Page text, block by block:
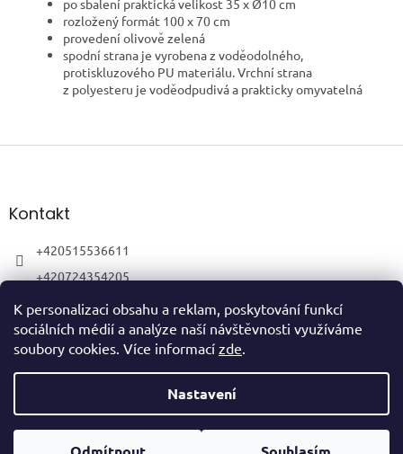
K personalizaci obsahu a reklam, poskytování funkcí
sociálních médií a analýze naší návštěvnosti využíváme
soubory cookies. Více informací zde.
Nastavení
po sbalení praktická velikost 35 x Ø10 cm
rozložený formát 100 x 70 cm
provedení olivově zelená
spodní strana je vyrobena z voděodolného,
protiskluzového PU materiálu. Vrchní strana
z polyesteru je voděodpudivá a prakticky omyvatelná
Z
aKontakt
+420515536611
+420724354205
Copyright 2026HubertShop. Všechna práva vyhrazena.Upravit